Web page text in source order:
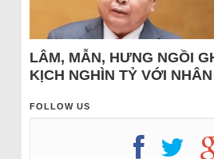
LÂM, MẪN, HƯNG NGỒI
KỊCH NGHÌN TỶ VỚI
FOLLOW US